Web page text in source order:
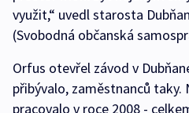
využit,“ uvedl starosta
(Svobodná občanská
Orfus otevřel závod v
přibývalo, zaměstnanců taky.
pracovalo v roce 2008 -